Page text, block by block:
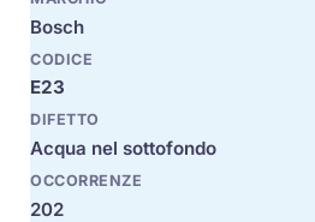
Bosch
E23
Acqua nel sottofondo
202